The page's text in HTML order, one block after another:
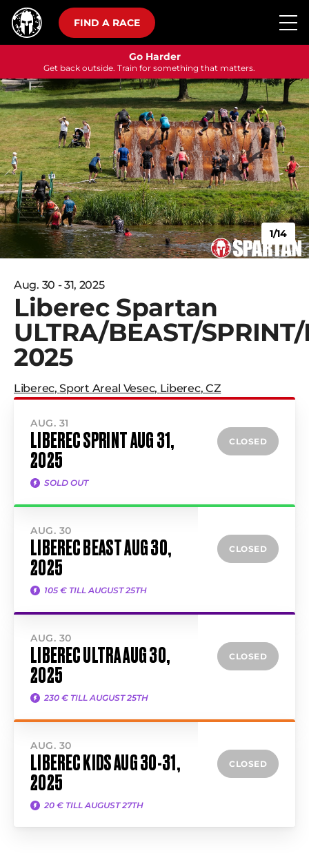
FIND A RACE
Go Harder
Get back outside. Train for something that matters.
Aug. 30 - 31, 2025
Liberec Spartan
ULTRA/BEAST/
2025
Liberec,Sport Areal Vesec, Liberec, CZ
AUG. 31
LIBEREC SPRINT AUG 31,
2025
SOLD OUT
CLOSED
AUG. 30
LIBEREC BEAST AUG 30,
2025
105 € TILL AUGUST 25TH
CLOSED
AUG. 30
LIBEREC ULTRA AUG 30,
2025
230 € TILL AUGUST 25TH
CLOSED
AUG. 30
LIBEREC KIDS AUG 30-31,
2025
20 € TILL AUGUST 27TH
CLOSED
1/14